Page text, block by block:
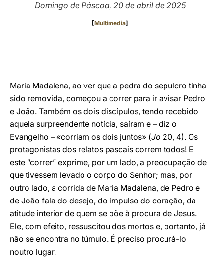
Domingo de Páscoa, 20 de abril de 2025
[Multimedia]
Maria Madalena, ao ver que a pedra do sepulcro tinha
sido removida, começou a correr para ir avisar Pedro
e João. Também os dois discípulos, tendo recebido
aquela surpreendente notícia, saíram e – diz o
Evangelho – «corriam os dois juntos» (Jo 20, 4). Os
protagonistas dos relatos pascais correm todos! E
este “correr” exprime, por um lado, a preocupação de
que tivessem levado o corpo do Senhor; mas, por
outro lado, a corrida de Maria Madalena, de Pedro e
de João fala do desejo, do impulso do coração, da
atitude interior de quem se põe à procura de Jesus.
Ele, com efeito, ressuscitou dos mortos e, portanto, já
não se encontra no túmulo. É preciso procurá-lo
noutro lugar.